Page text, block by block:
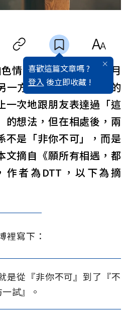
喜歡這篇文章嗎 ?
登入 後立即收藏 !
情人節，也是一方在2月
一方回覆是否接受愛情的
一次地跟朋友表達過「這
的想法，但在相處後，兩
不是「非你不可」，而是
文摘自《願所有相遇，都
作者為DTT，以下為摘
裡寫下：
是從『非你不可』到了『不
試』。